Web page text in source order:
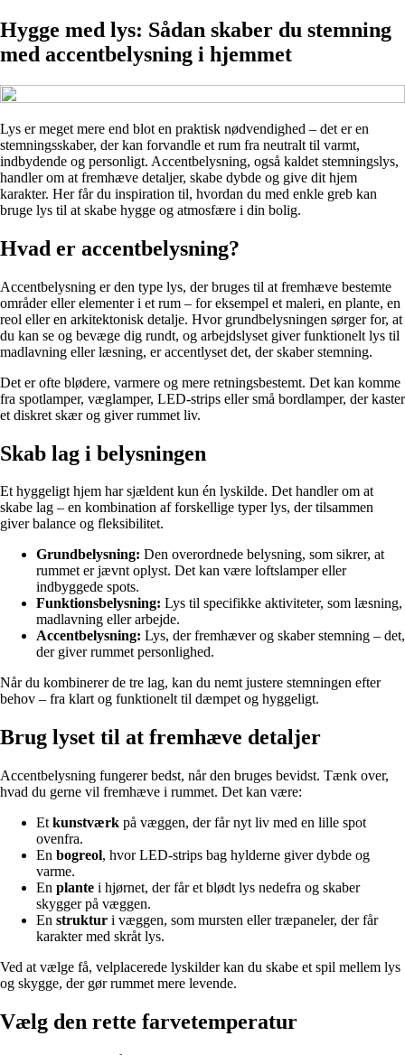
Hygge med lys: Sådan skaber du stemning
med accentbelysning i hjemmet
Lys er meget mere end blot en praktisk nødvendighed – det er en
stemningsskaber, der kan forvandle et rum fra neutralt til varmt,
indbydende og personligt. Accentbelysning, også kaldet stemningslys,
handler om at fremhæve detaljer, skabe dybde og give dit hjem
karakter. Her får du inspiration til, hvordan du med enkle greb kan
bruge lys til at skabe hygge og atmosfære i din bolig.
Hvad er accentbelysning?
Accentbelysning er den type lys, der bruges til at fremhæve bestemte
områder eller elementer i et rum – for eksempel et maleri, en plante, en
reol eller en arkitektonisk detalje. Hvor grundbelysningen sørger for, at
du kan se og bevæge dig rundt, og arbejdslyset giver funktionelt lys til
madlavning eller læsning, er accentlyset det, der skaber stemning.
Det er ofte blødere, varmere og mere retningsbestemt. Det kan komme
fra spotlamper, væglamper, LED-strips eller små bordlamper, der kaster
et diskret skær og giver rummet liv.
Skab lag i belysningen
Et hyggeligt hjem har sjældent kun én lyskilde. Det handler om at
skabe lag – en kombination af forskellige typer lys, der tilsammen
giver balance og fleksibilitet.
Grundbelysning: Den overordnede belysning, som sikrer, at
rummet er jævnt oplyst. Det kan være loftslamper eller
indbyggede spots.
Funktionsbelysning: Lys til specifikke aktiviteter, som læsning,
madlavning eller arbejde.
Accentbelysning: Lys, der fremhæver og skaber stemning – det,
der giver rummet personlighed.
Når du kombinerer de tre lag, kan du nemt justere stemningen efter
behov – fra klart og funktionelt til dæmpet og hyggeligt.
Brug lyset til at fremhæve detaljer
Accentbelysning fungerer bedst, når den bruges bevidst. Tænk over,
hvad du gerne vil fremhæve i rummet. Det kan være:
Et kunstværk på væggen, der får nyt liv med en lille spot
ovenfra.
En bogreol, hvor LED-strips bag hylderne giver dybde og
varme.
En plante i hjørnet, der får et blødt lys nedefra og skaber
skygger på væggen.
En struktur i væggen, som mursten eller træpaneler, der får
karakter med skråt lys.
Ved at vælge få, velplacerede lyskilder kan du skabe et spil mellem lys
og skygge, der gør rummet mere levende.
Vælg den rette farvetemperatur